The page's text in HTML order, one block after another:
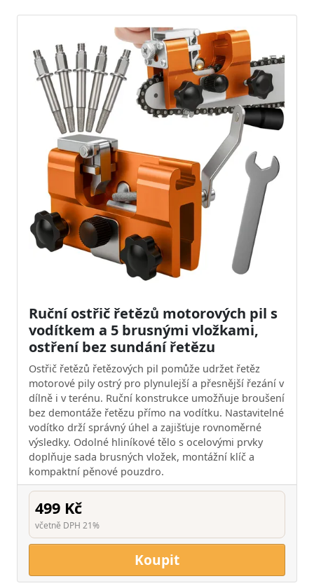
Ruční ostřič řetězů motorových pil s
vodítkem a 5 brusnými vložkami,
ostření bez sundání řetězu
Ostřič řetězů řetězových pil pomůže udržet řetěz
motorové pily ostrý pro plynulejší a přesnější řezání v
dílně i v terénu. Ruční konstrukce umožňuje broušení
bez demontáže řetězu přímo na vodítku. Nastavitelné
vodítko drží správný úhel a zajišťuje rovnoměrné
výsledky. Odolné hliníkové tělo s ocelovými prvky
doplňuje sada brusných vložek, montážní klíč a
kompaktní pěnové pouzdro.
499 Kč
včetně DPH 21%
Koupit